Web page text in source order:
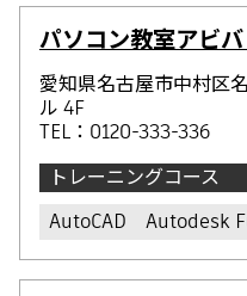
パソコン教室アビ
愛知県名古屋市中村区
ル 4F
TEL：0120-333-336
トレーニングコース
AutoCAD
Autodesk